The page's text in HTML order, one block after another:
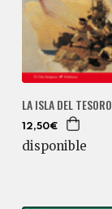
LA ISLA DEL TESORO
12,50€
disponible